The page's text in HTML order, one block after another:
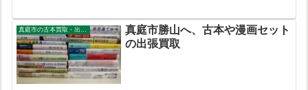
真庭市勝山へ、古本や漫画セット
の出張買取